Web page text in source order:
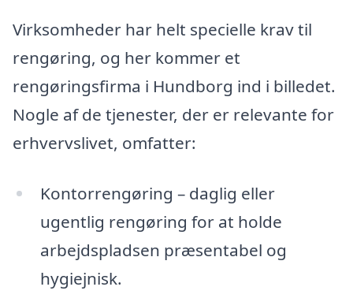
Virksomheder har helt specielle krav til
rengøring, og her kommer et
rengøringsfirma i Hundborg ind i billedet.
Nogle af de tjenester, der er relevante for
erhvervslivet, omfatter:
Kontorrengøring – daglig eller
ugentlig rengøring for at holde
arbejdspladsen præsentabel og
hygiejnisk.